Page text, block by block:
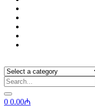
0 0.00₼